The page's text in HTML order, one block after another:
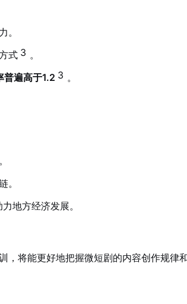
。
式 3 。
普遍高于1.2 3 。
。
地方经济发展。
将能更好地把握微短剧的内容创作规律